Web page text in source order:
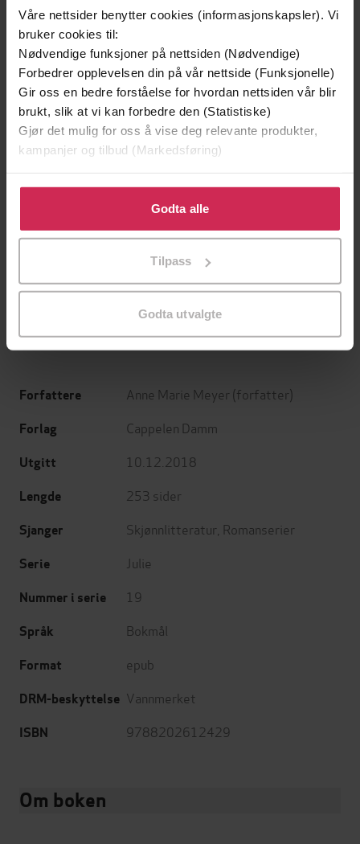
Våre nettsider benytter cookies (informasjonskapsler). Vi
bruker cookies til:
Nødvendige funksjoner på nettsiden (Nødvendige)
Forbedrer opplevelsen din på vår nettside (Funksjonelle)
Gir oss en bedre forståelse for hvordan nettsiden vår blir
brukt, slik at vi kan forbedre den (Statistiske)
Gjør det mulig for oss å vise deg relevante produkter,
kampanjer og tilbud (Markedsføring)
Klikk på «Godta alle» for å gi oss ditt samtykke til å
bruke cookies for alle disse formålene. Du kan også
tilpasse ditt samtykke til spesifikke formål ved å klikke
Godta alle
Tilpass
Godta utvalgte
Anne Marie Meyer
Sigrid Lunde
Forfattere Anne Marie Meyer (forfatter)
Forlag Cappelen Damm
Utgitt 10.12.2018
Lengde 253 sider
Sjanger Skjønnlitteratur Romanserier
Serie Julie
Nummer i serie 19
Språk Bokmål
Format epub
DRM-beskyttelse Vannmerket
ISBN 9788202612429
Om boken